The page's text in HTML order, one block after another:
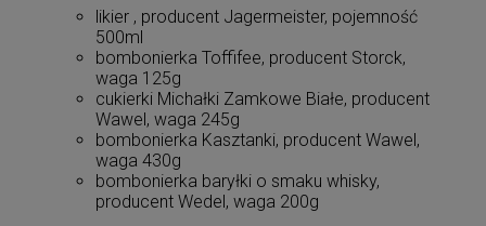
likier , producent Jagermeister, pojemność
500ml
bombonierka Toffifee, producent Storck,
waga 125g
cukierki Michałki Zamkowe Białe, producent
Wawel, waga 245g
bombonierka Kasztanki, producent Wawel,
waga 430g
bombonierka baryłki o smaku whisky,
producent Wedel, waga 200g